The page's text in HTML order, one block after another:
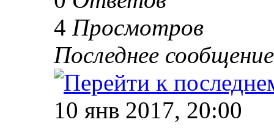
4 Просмотров
Последнее
10 янв 2017, 20:00